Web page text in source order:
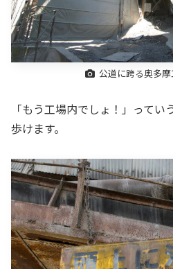
公道に跨る奥多
「もう工場内でしょ！」って
歩けます。